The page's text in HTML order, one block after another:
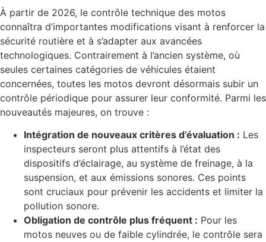
À partir de 2026, le contrôle technique des motos
connaîtra d’importantes modifications visant à renforcer la
sécurité routière et à s’adapter aux avancées
technologiques. Contrairement à l’ancien système, où
seules certaines catégories de véhicules étaient
concernées, toutes les motos devront désormais subir un
contrôle périodique pour assurer leur conformité. Parmi les
nouveautés majeures, on trouve :
Intégration de nouveaux critères d’évaluation : Les
inspecteurs seront plus attentifs à l’état des
dispositifs d’éclairage, au système de freinage, à la
suspension, et aux émissions sonores. Ces points
sont cruciaux pour prévenir les accidents et limiter la
pollution sonore.
Obligation de contrôle plus fréquent : Pour les
motos neuves ou de faible cylindrée, le contrôle sera